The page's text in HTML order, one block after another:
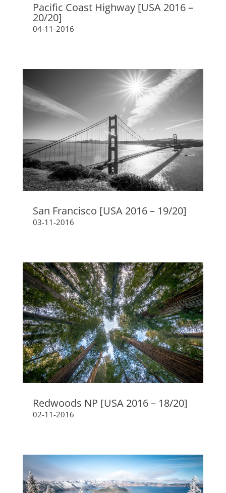
Pacific Coast Highway [USA 2016 –
20/20]
04-11-2016
San Francisco [USA 2016 – 19/20]
03-11-2016
Redwoods NP [USA 2016 – 18/20]
02-11-2016